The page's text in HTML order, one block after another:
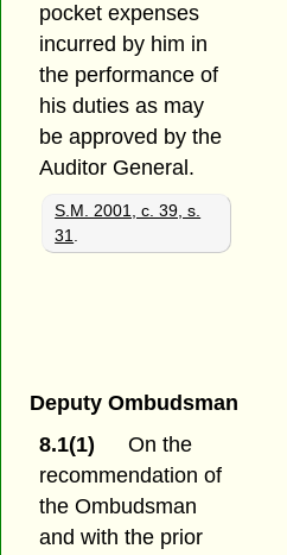
pocket expenses
incurred by him in
the performance of
his duties as may
be approved by the
Auditor General.
S.M. 2001, c. 39, s.
31
Deputy Ombudsman
8.1(1)
On the
recommendation of
the Ombudsman
and with the prior